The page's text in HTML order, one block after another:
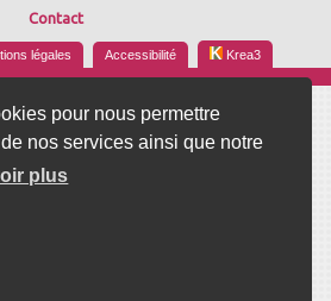
pour nous permettre
nos services ainsi que notre
plus
Contact
légales Accessibilité Krea3